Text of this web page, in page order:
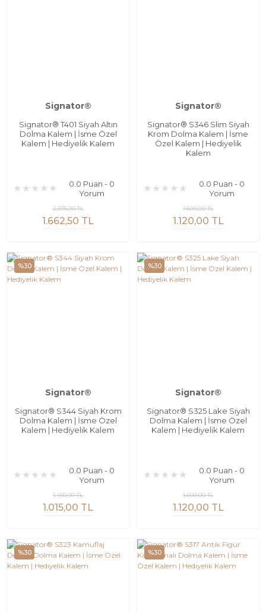
Signator®
Signator® T401 Siyah Altın
Dolma Kalem | İsme Özel
Kalem | Hediyelik Kalem
0.0 Puan - 0
Yorum
1.662,50 TL
2.375,00 TL
Signator®
Signator® S346 Slim Siyah
Krom Dolma Kalem | İsme
Özel Kalem | Hediyelik
Kalem
0.0 Puan - 0
Yorum
1.120,00 TL
1.600,00 TL
%30
Signator®
Signator® S344 Siyah Krom
Dolma Kalem | İsme Özel
Kalem | Hediyelik Kalem
0.0 Puan - 0
Yorum
1.015,00 TL
1.450,00 TL
%30
Signator®
Signator® S325 Lake Siyah
Dolma Kalem | İsme Özel
Kalem | Hediyelik Kalem
0.0 Puan - 0
Yorum
1.120,00 TL
1.600,00 TL
%30 %30